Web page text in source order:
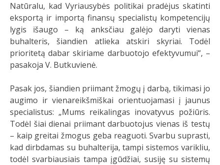
Natūralu, kad Vyriausybės politikai pradėjus skatinti
eksportą ir importą finansų specialistų kompetencijų
lygis išaugo – ką anksčiau galėjo daryti vienas
buhalteris, šiandien atlieka atskiri skyriai. Todėl
prioritetą dabar skiriame darbuotojo efektyvumui“, –
pasakoja V. Butkuvienė.
Pasak jos, šiandien priimant žmogų į darbą, tikimasi jo
augimo ir vienareikšmiškai orientuojamasi į jaunus
specialistus: „Mums reikalingas inovatyvus požiūris.
Todėl šiai dienai priimant darbuotojus vienas iš testų
– kaip greitai žmogus geba reaguoti. Svarbu suprasti,
kad dirbdamas su buhalterija, tampi sistemos varikliu,
todėl svarbiausiais tampa įgūdžiai, susiję su sistemų